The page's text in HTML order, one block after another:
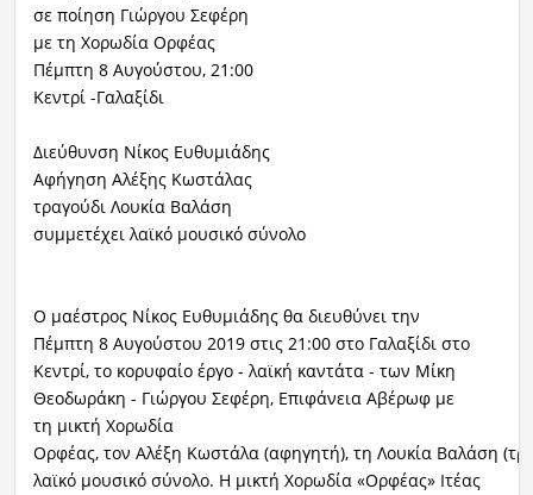
σε ποίηση Γιώργου Σεφέρη
με τη Χορωδία Ορφέας
Πέμπτη 8 Αυγούστου, 21:00
Κεντρί -Γαλαξίδι
Διεύθυνση Νίκος Ευθυμιάδης
Αφήγηση Αλέξης Κωστάλας
τραγούδι Λουκία Βαλάση
συμμετέχει λαϊκό μουσικό σύνολο
Ο μαέστρος Νίκος Ευθυμιάδης θα διευθύνει την
Πέμπτη 8 Αυγούστου 2019 στις 21:00 στο Γαλαξίδι στο
Κεντρί, το κορυφαίο έργο - λαϊκή καντάτα - των Μίκη
Θεοδωράκη - Γιώργου Σεφέρη, Επιφάνεια Αβέρωφ με
τη μικτή Χορωδία
Ορφέας, τον Αλέξη Κωστάλα (αφηγητή), τη Λουκία Βαλάση
λαϊκό μουσικό σύνολο. Η μικτή Χορωδία «Ορφέας» Ιτέας